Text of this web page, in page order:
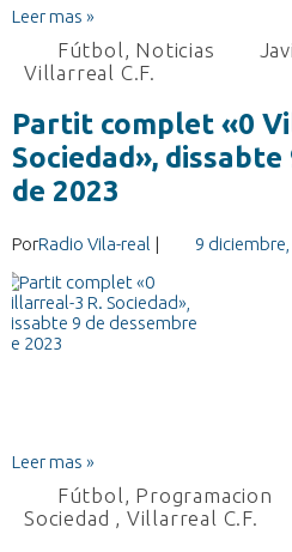
Leer mas »
Fútbol, Noticias
Villarreal C.F.
Partit complet «0
Sociedad»,
de 2023
PorRadio Vila-real | 9
Leer mas »
Fútbol, Programacion
Sociedad , Villarreal C.F.